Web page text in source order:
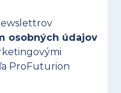
osobných údajov
ProFuturion